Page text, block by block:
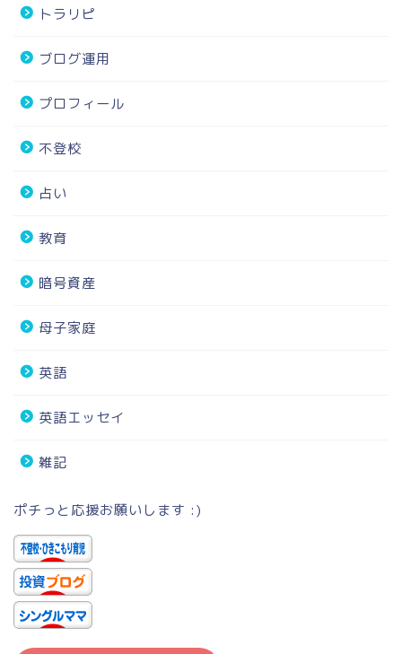
トラリピ
ブログ運用
プロフィール
不登校
占い
教育
暗号資産
母子家庭
英語
英語エッセイ
雑記
ポチっと応援お願いします :)